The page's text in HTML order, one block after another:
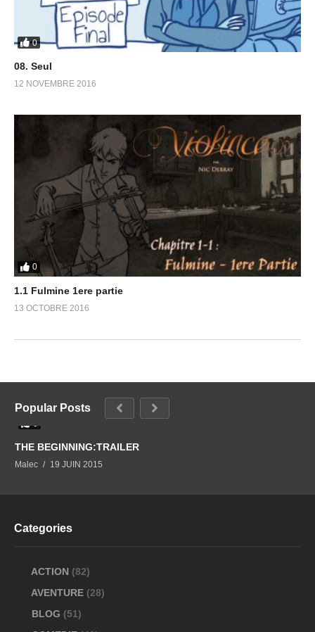
0
08. Seul
12 NOVEMBRE 2016
0
1.1 Fulmine 1ere partie
13 OCTOBRE 2016
Popular Posts
THE BEGINNING:TRAILER
Malec 19 JUIN 2015
Categories
ACTION (82)
AVENTURE (28)
BLOG (51)